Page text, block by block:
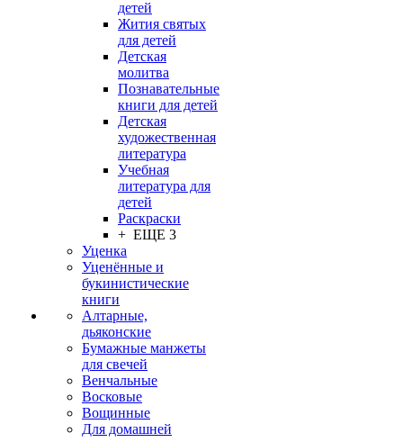
детей
Жития святых
для детей
Детская
молитва
Познавательные
книги для детей
Детская
художественная
литература
Учебная
литература для
детей
Раскраски
+ ЕЩЕ 3
Уценка
Уценённые и
букинистические
книги
Алтарные,
дьяконские
Бумажные манжеты
для свечей
Венчальные
Восковые
Вощинные
Для домашней